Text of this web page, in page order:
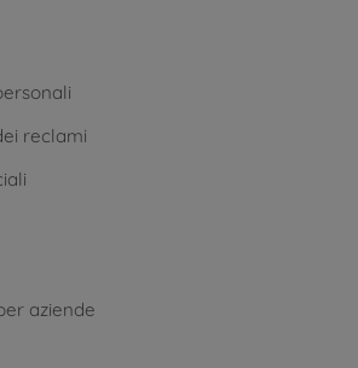
reclami
aziende